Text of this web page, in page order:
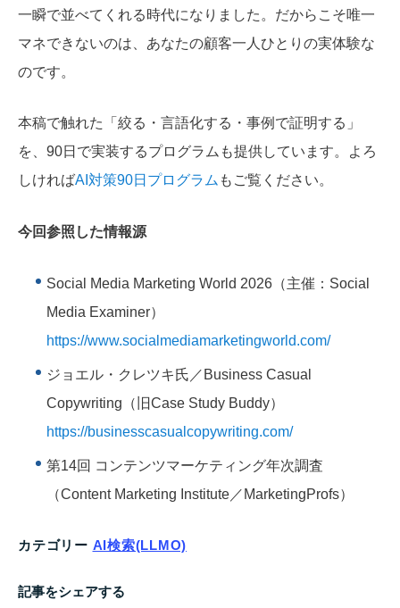
一瞬で並べてくれる時代になりました。だからこそ唯一
マネできないのは、あなたの顧客一人ひとりの実体験な
のです。
本稿で触れた「絞る・言語化する・事例で証明する」
を、90日で実装するプログラムも提供しています。よろ
しければAI対策90日プログラム もご覧ください。
今回参照した情報源
Social Media Marketing World 2026（主催：Social
Media Examiner）
https://www.socialmediamarketingworld.com/
ジョエル・クレツキ氏／Business Casual
Copywriting（旧Case Study Buddy）
https://businesscasualcopywriting.com/
第14回 コンテンツマーケティング年次調査
（Content Marketing Institute／MarketingProfs）
カテゴリー AI検索(LLMO)
記事をシェアする